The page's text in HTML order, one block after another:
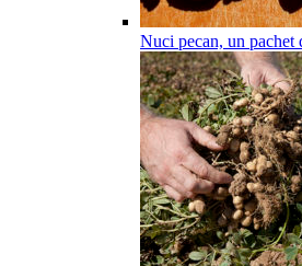
Nuci pecan, un pachet